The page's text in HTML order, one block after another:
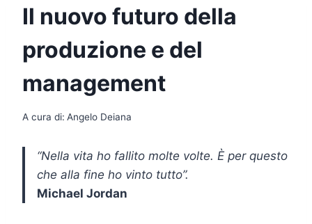
Il nuovo futuro della
produzione e del
management
A cura di: Angelo Deiana
“Nella vita ho fallito molte volte. È per questo
che alla fine ho vinto tutto”.
Michael Jordan